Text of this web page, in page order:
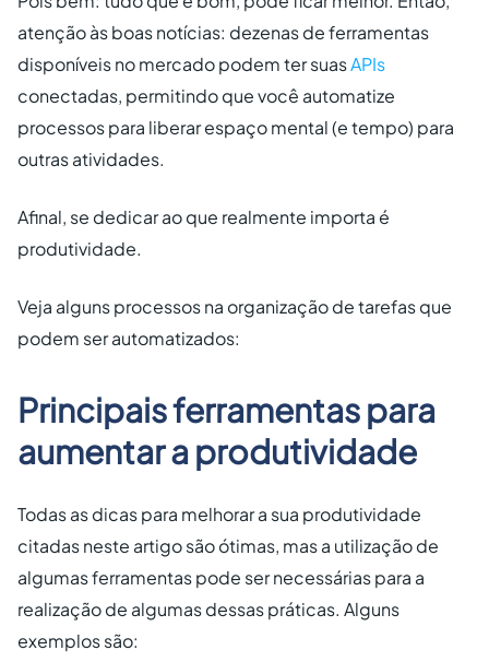
atenção às boas notícias: dezenas de ferramentas
disponíveis no mercado podem ter suasAPIs
conectadas, permitindo que você automatize
processos para liberar espaço mental (e tempo) para
outras atividades.
Afinal, se dedicar ao que realmente importa é
produtividade.
Veja alguns processos na organização de tarefas que
podem ser automatizados:
Principais ferramentas para
aumentar a produtividade
Todas as dicas para melhorar a sua produtividade
citadas neste artigo são ótimas, mas a utilização de
algumas ferramentas pode ser necessárias para a
realização de algumas dessas práticas. Alguns
exemplos são: